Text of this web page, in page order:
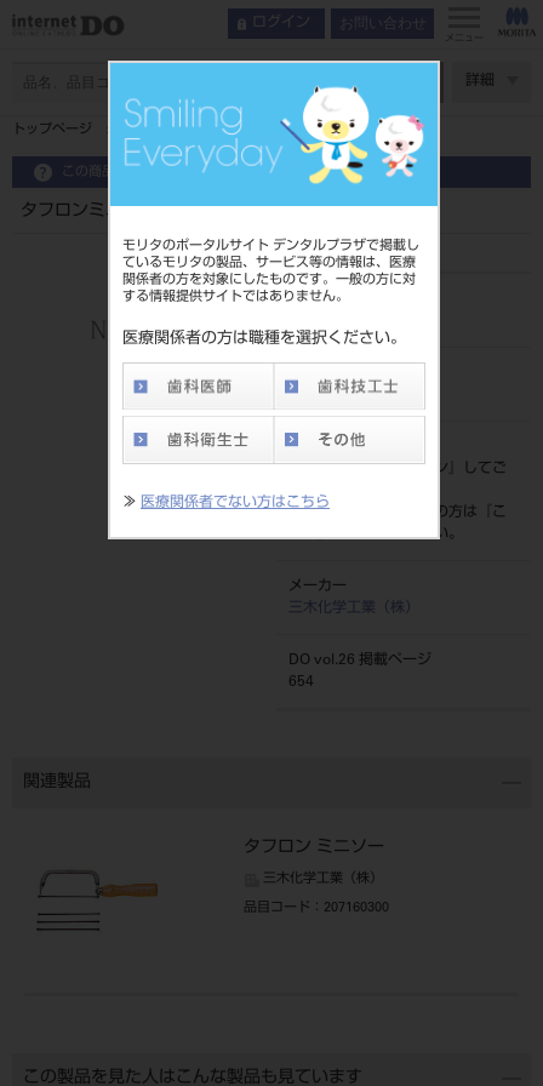
モリタのポータルサイト デンタルプラザで掲載し
ているモリタの製品、サービス等の情報は、医療
関係者の方を対象にしたものです。一般の方に対
する情報提供サイトではありません。
医療関係者の方は職種を選択ください。
≫ 医療関係者でない方はこちら
ログイン お問い合わせ
メニュー
詳細
トップページ タフロンミニソー 替刃 荒目 １００入
この商品に関するお問い合わせ
タフロンミニソー 替刃 荒目 １００入
品目コード
4560219137707
標準価格
価格の確認は『ログイン
』してご
ネット会員登録がまだの方は『
こ
ちら』より登録ください。
メーカー
三木化学工業（株）
DO vol.26 掲載ページ
654
関連製品
タフロン ミニソー
三木化学工業（株）
品目コード ：207160300
この製品を見た人はこんな製品も見ています